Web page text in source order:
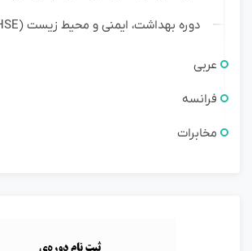
دوره بهداشت، ایمنی و محیط زیست (HSE)
عربی
فرانسه
مخابرات